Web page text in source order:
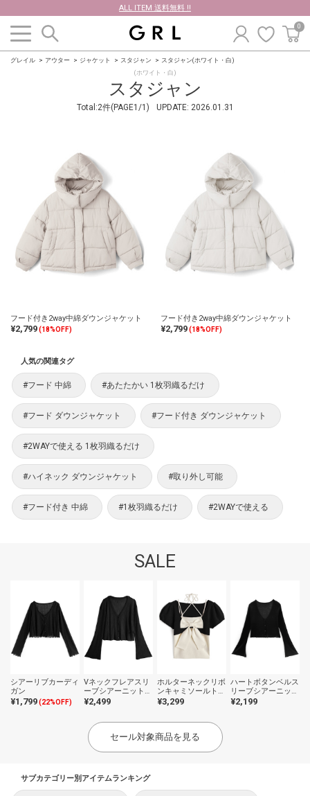
ALL ITEM 送料無料 !!
0
グレイル アウター ジャケット スタジャン スタジャン(ホワイト・白)
スタジャン
(ホワイト・白)
Total:2件(PAGE1/1) UPDATE: 2026.01.31
フード付き2way中綿ダウンジャケット
¥2,799(18%OFF)
フード付き2way中綿ダウンジャケット
¥2,799(18%OFF)
人気の関連タグ
#フード 中綿 #あたたかい 1枚羽織るだけ
#フード ダウンジャケット #フード付き ダウンジャケット
#2WAYで使える 1枚羽織るだけ
#ハイネック ダウンジャケット #取り外し可能
#フード付き 中綿 #1枚羽織るだけ #2WAYで使える
SALE
シアーリブカーディ
ガン
¥1,799(22%OFF)
Vネックフレアスリ
ーブシアーニットカ
ーディガン
¥2,499
ホルターネックリボ
ンキャミソールトッ
プス×ボレロニット
¥3,299
ハートボタンベルス
リーブシアーニット
カーディガン
¥2,199
セール対象商品を見る
サブカテゴリー別アイテムランキング